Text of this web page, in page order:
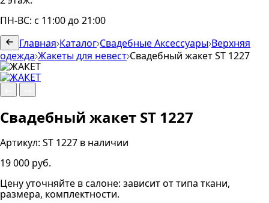
ПН-ВС: с 11:00 до 21:00
Главная Каталог Свадебные Аксессуары Верхняя
одежда Жакеты для невест Свадебный жакет ST 1227
Свадебный жакет ST 1227
Артикул: ST 1227 в наличии
19 000 руб.
Цену уточняйте в салоне: зависит от типа ткани,
размера, комплектности.